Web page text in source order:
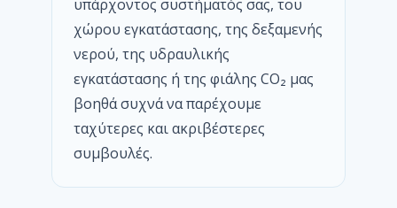
υπάρχοντος συστήματός σας, του
χώρου εγκατάστασης, της δεξαμενής
νερού, της υδραυλικής
εγκατάστασης ή της φιάλης CO₂ μας
βοηθά συχνά να παρέχουμε
ταχύτερες και ακριβέστερες
συμβουλές.